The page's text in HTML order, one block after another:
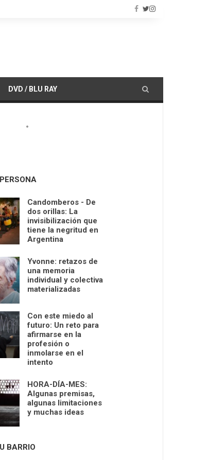
DVD / BLU RAY
Candomberos - De
dos orillas: La
invisibilización que
tiene la negritud en
Argentina
Yvonne: retazos de
una memoria
individual y colectiva
materializadas
Con este miedo al
futuro: Un reto para
afirmarse en la
profesión o
inmolarse en el
intento
HORA-DÍA-MES:
Algunas premisas,
algunas limitaciones
y muchas ideas
BARRIO